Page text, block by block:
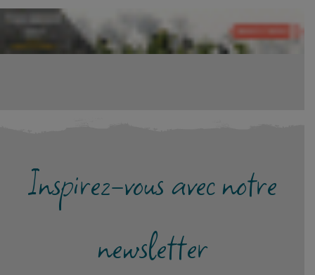
Inspirez-vous avec notre
newsletter